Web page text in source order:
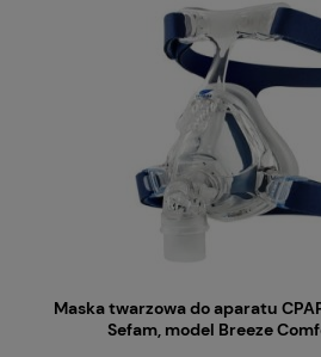
Maska twarzowa do aparatu
Sefam, model Breeze